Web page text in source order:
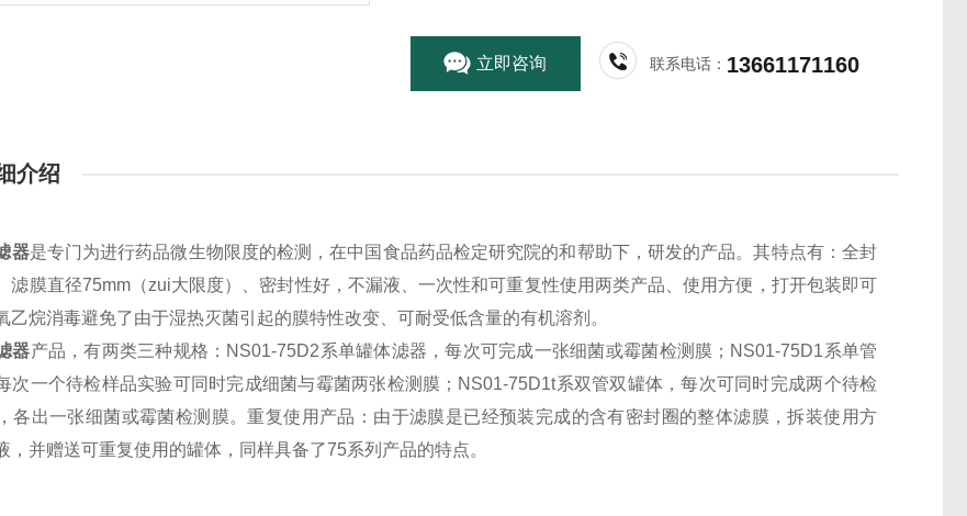
立即咨询 联系电话： 13661171160
介绍
器是专门为进行药品微生物限度的检测，在中国食品药品检定研究院的和帮助下，研发的产品。其特点有：全封
滤膜直径75mm（zui大限度）、密封性好，不漏液、一次性和可重复性使用两类产品、使用方便，打开包装即可
乙烷消毒避免了由于湿热灭菌引起的膜特性改变、可耐受低含量的有机溶剂。
器产品，有两类三种规格： NS01-75D2系单罐体滤器，每次可完成一张细菌或霉菌检测膜； NS01-75D1系单管
次一个待检样品实验可同时完成细菌与霉菌两张检测膜； NS01-75D1t系双管双罐体，每次可同时完成两个待检
各出一张细菌或霉菌检测膜。重复使用产品：由于滤膜是已经预装完成的含有密封圈的整体滤膜，拆装使用方
，并赠送可重复使用的罐体，同样具备了75系列产品的特点。